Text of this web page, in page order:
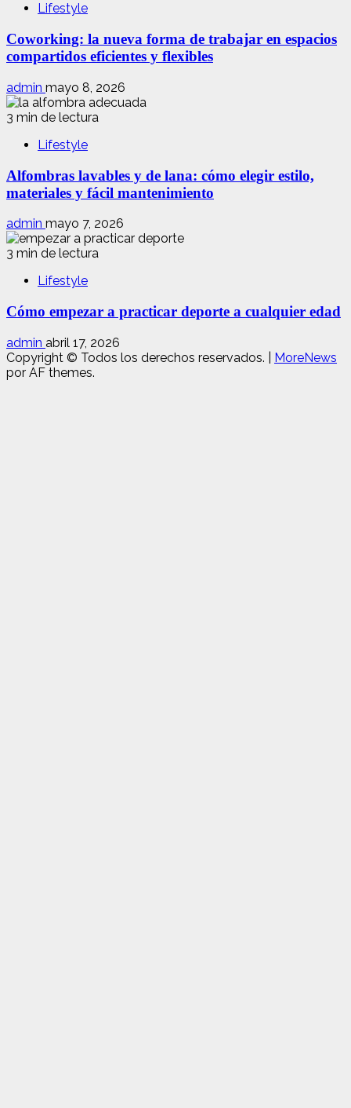
Lifestyle
Coworking: la nueva forma de trabajar en espacios
compartidos eficientes y flexibles
admin mayo 8, 2026
3 min de lectura
Lifestyle
Alfombras lavables y de lana: cómo elegir estilo,
materiales y fácil mantenimiento
admin mayo 7, 2026
3 min de lectura
Lifestyle
Cómo empezar a practicar deporte a cualquier edad
admin abril 17, 2026
Copyright © Todos los derechos reservados.
MoreNews
por AF themes.